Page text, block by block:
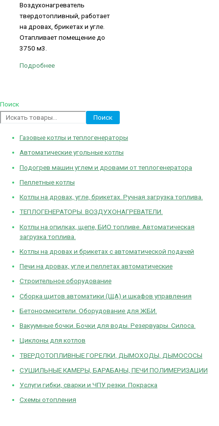
Поиск
Поиск
Газовые котлы и теплогенераторы
Автоматические угольные котлы
Подогрев машин углем и дровами от теплогенератора
Пеллетные котлы
Котлы на дровах, угле, брикетах. Ручная загрузка топлива.
ТЕПЛОГЕНЕРАТОРЫ. ВОЗДУХОНАГРЕВАТЕЛИ.
Котлы на опилках, щепе, БИО топливе. Автоматическая
загрузка топлива.
Котлы на дровах и брикетах с автоматической подачей
Печи на дровах, угле и пеллетах автоматические
Строительное оборудование
Сборка щитов автоматики (ЩА) и шкафов управления
Бетоносмесители. Оборудование для ЖБИ.
Вакуумные бочки. Бочки для воды. Резервуары. Силоса.
Циклоны для котлов
ТВЕРДОТОПЛИВНЫЕ ГОРЕЛКИ, ДЫМОХОДЫ, ДЫМОСОСЫ
СУШИЛЬНЫЕ КАМЕРЫ, БАРАБАНЫ, ПЕЧИ ПОЛИМЕРИЗАЦИИ
Услуги гибки, сварки и ЧПУ резки. Покраска
Схемы отопления
Воздухонагреватель
твердотопливный, работает
на дровах, брикетах и угле.
Отапливает помещение до
3750 м3.
Подробнее